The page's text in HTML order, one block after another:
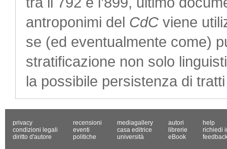
antroponimi del CdC viene
se (ed eventualmente come)
stratificazione non solo
la possibile persistenza di
privacy
condizioni legali
diritto d'autore
recensioni
eventi
politiche
mediagallery
casa editrice
università
autori
librerie
eBook
help
richiedi